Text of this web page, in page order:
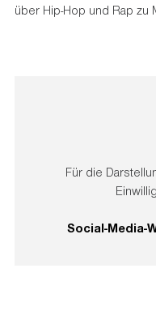
über Hip-Hop und Rap zu
Für die
Social-Media-